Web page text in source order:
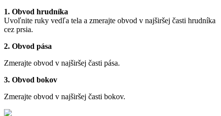
1. Obvod hrudníka
Uvoľnite ruky vedľa tela a zmerajte obvod v najširšej časti hrudníka
cez prsia.
2. Obvod pása
Zmerajte obvod v najširšej časti pása.
3. Obvod bokov
Zmerajte obvod v najširšej časti bokov.